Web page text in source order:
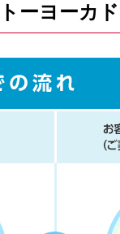
ーヨーカド